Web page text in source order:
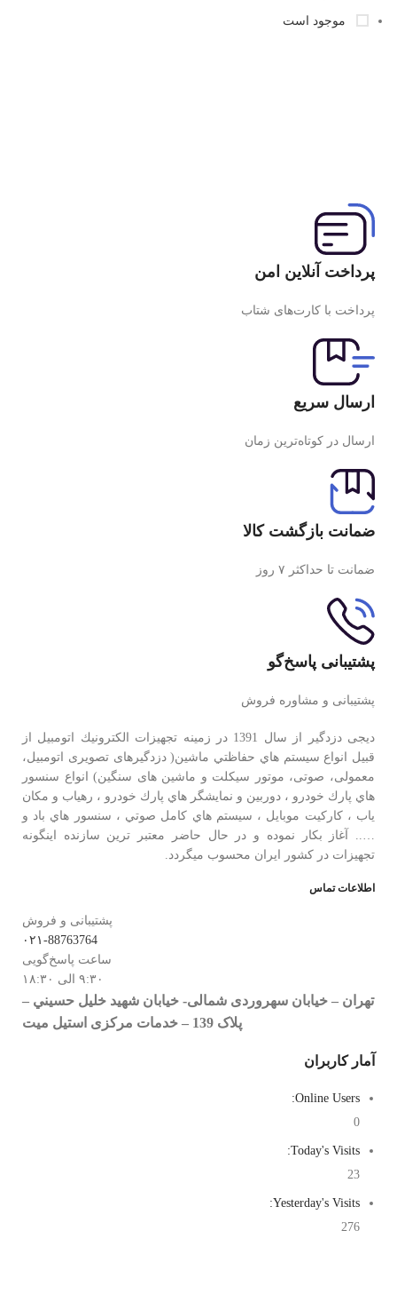
موجود است
پرداخت آنلاین امن
پرداخت با کارت‌های شتاب
ارسال سریع
ارسال در کوتاه‌ترین زمان
ضمانت بازگشت کالا
ضمانت تا حداکثر ۷ روز
پشتیبانی پاسخ‌گو
پشتیبانی و مشاوره فروش
دیجی دزدگیر از سال 1391 در زمينه تجهيزات الكترونيك اتومبیل از
قبيل انواع سيستم هاي حفاظتي ماشین( دزدگيرهای تصویری اتومبیل،
معمولی، صوتی، موتور سیکلت و ماشین های سنگین) انواع سنسور
هاي پارك خودرو ، دوربين و نمايشگر هاي پارك خودرو ، رهياب و مكان
ياب ، كاركيت موبايل ، سيستم هاي كامل صوتي ، سنسور هاي باد و
….. آغاز بكار نموده و در حال حاضر معتبر ترين سازنده اينگونه
تجهيزات در كشور ایران محسوب ميگردد.
اطلاعات تماس
پشتیبانی و فروش
۰۲۱-88763764
ساعت پاسخ‌گویی
۹:۳۰ الی ۱۸:۳۰
تهران – خيابان سهروردی شمالی- خيابان شهيد خليل حسيني –
پلاک 139 – خدمات مرکزی استیل میت
آمار کاربران
Online Users:
0
Today's Visits:
23
Yesterday's Visits:
276